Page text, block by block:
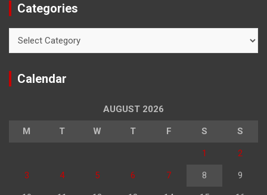
Categories
Calendar
AUGUST 2026
M T W T F S S
1 2
3 4 5 6 7 8 9